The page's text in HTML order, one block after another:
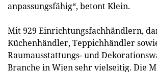
anpassungsfähig“, betont Klein.
Mit 929 Einrichtungsfachhändlern,
Küchenhändler, Teppichhändler
Raumausstattungs- und
Branche in Wien sehr vielseitig. Die